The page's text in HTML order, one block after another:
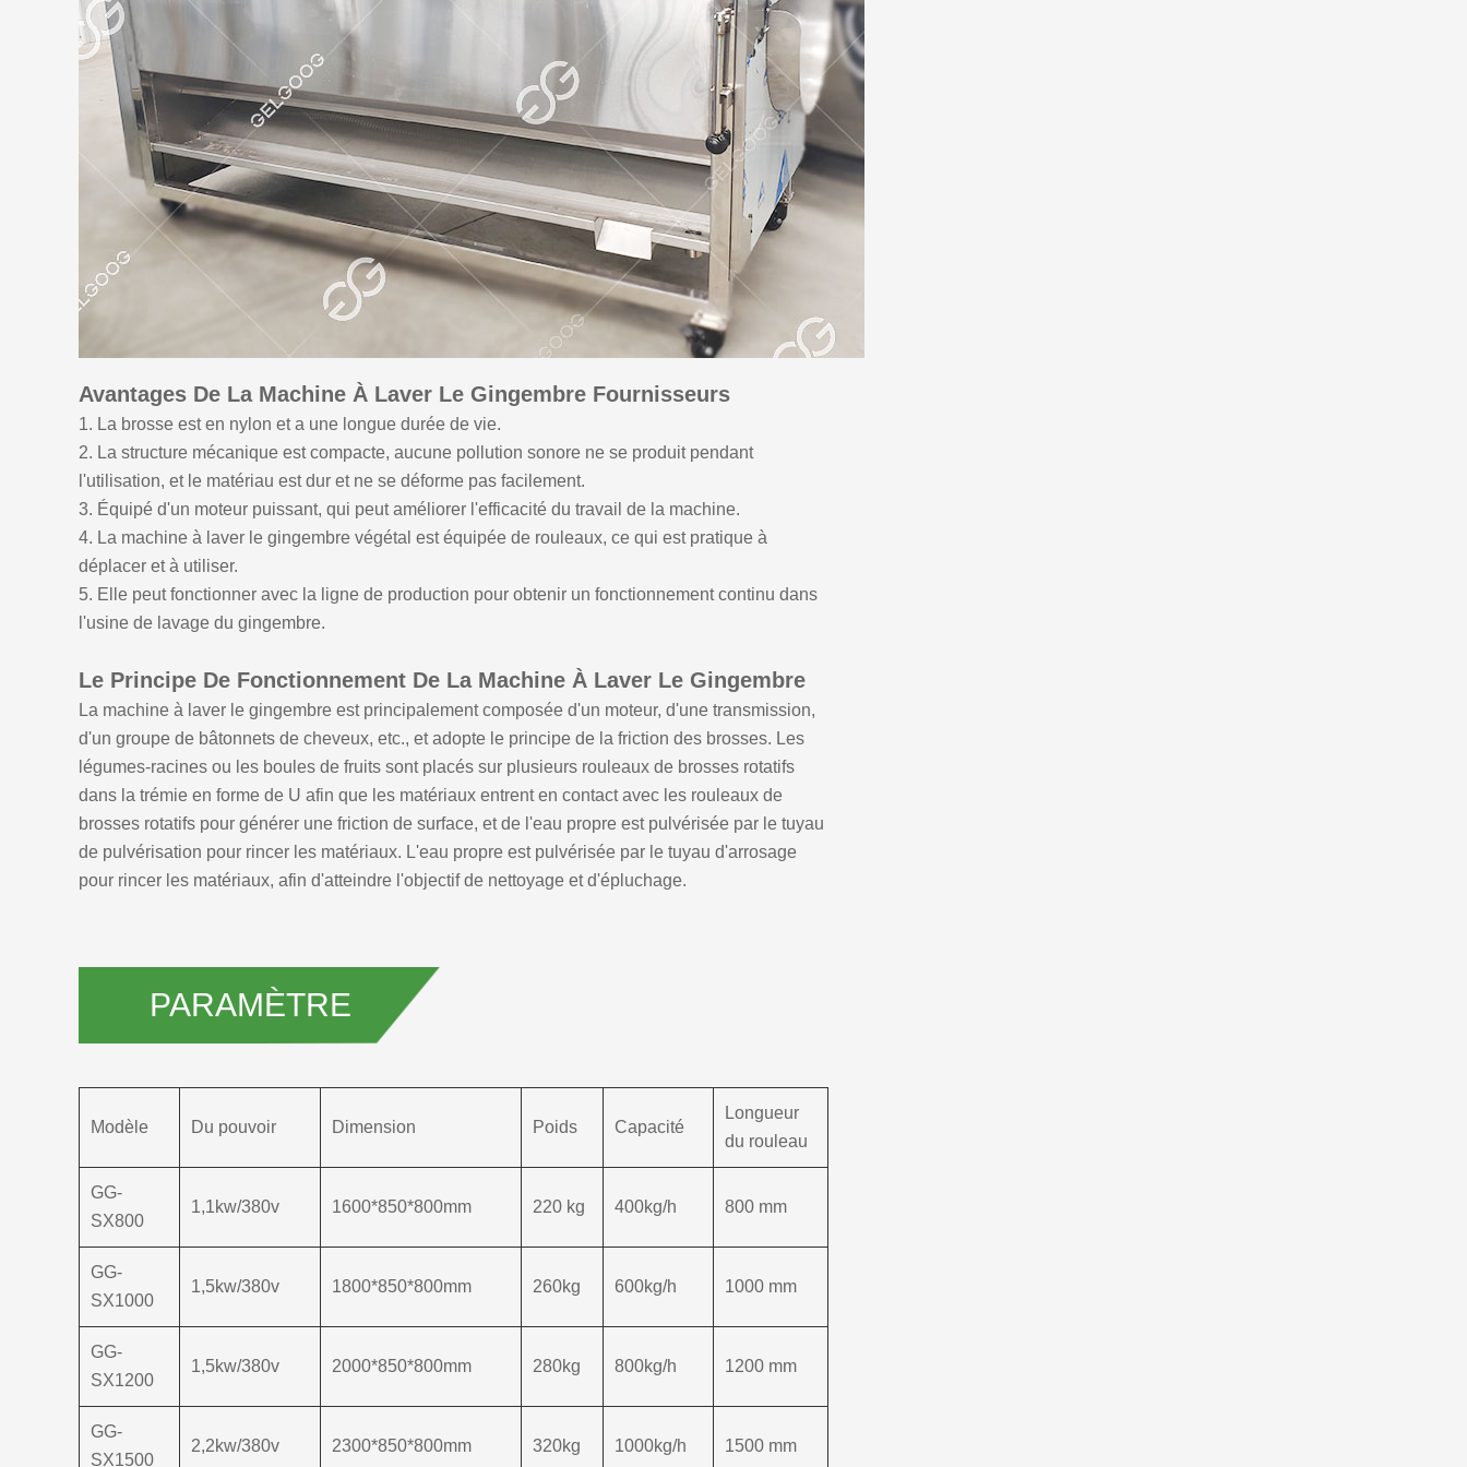
Avantages De La Machine À Laver Le Gingembre Fournisseurs
1. La brosse est en nylon et a une longue durée de vie.
2. La structure mécanique est compacte, aucune pollution sonore ne se produit pendant
l'utilisation, et le matériau est dur et ne se déforme pas facilement.
3. Équipé d'un moteur puissant, qui peut améliorer l'efficacité du travail de la machine.
4. La machine à laver le gingembre végétal est équipée de rouleaux, ce qui est pratique à
déplacer et à utiliser.
5. Elle peut fonctionner avec la ligne de production pour obtenir un fonctionnement continu dans
l'usine de lavage du gingembre.
Le Principe De Fonctionnement De La Machine À Laver Le Gingembre
La machine à laver le gingembre est principalement composée d'un moteur, d'une transmission,
d'un groupe de bâtonnets de cheveux, etc., et adopte le principe de la friction des brosses. Les
légumes-racines ou les boules de fruits sont placés sur plusieurs rouleaux de brosses rotatifs
dans la trémie en forme de U afin que les matériaux entrent en contact avec les rouleaux de
brosses rotatifs pour générer une friction de surface, et de l'eau propre est pulvérisée par le tuyau
de pulvérisation pour rincer les matériaux. L'eau propre est pulvérisée par le tuyau d'arrosage
pour rincer les matériaux, afin d'atteindre l'objectif de nettoyage et d'épluchage.
PARAMÈTRE
Modèle Du pouvoir Dimension Poids Capacité
Longueur
du rouleau
GG-
SX800
1,1kw/380v 1600*850*800mm 220 kg 400kg/h 800 mm
GG-
SX1000
1,5kw/380v 1800*850*800mm 260kg 600kg/h 1000 mm
GG-
SX1200
1,5kw/380v 2000*850*800mm 280kg 800kg/h 1200 mm
GG-
SX1500
2,2kw/380v 2300*850*800mm 320kg 1000kg/h 1500 mm